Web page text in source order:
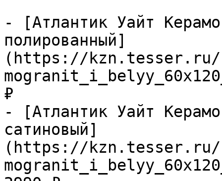
- [Атлантик Уайт
полированный]
(https://kzn.tesser.ru/
₽
- [Атлантик Уайт
сатиновый]
(https://kzn.tesser.ru/